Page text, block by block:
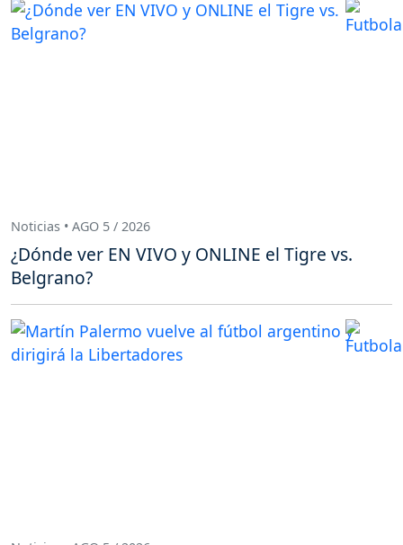
Noticias • AGO 5 / 2026
¿Dónde ver EN VIVO y ONLINE el Tigre vs.
Belgrano?